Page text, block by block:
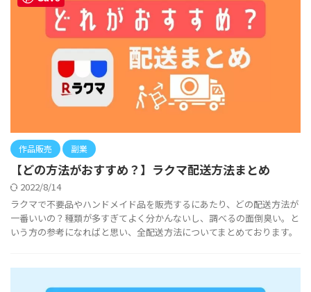
作品販売 副業
【どの方法がおすすめ？】ラクマ配送方法まとめ
2022/8/14
ラクマで不要品やハンドメイド品を販売するにあたり、どの配送方法が
一番いいの？種類が多すぎてよく分かんないし、調べるの面倒臭い。と
いう方の参考になればと思い、全配送方法についてまとめております。